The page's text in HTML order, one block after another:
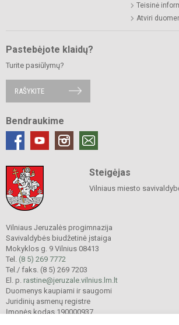
Teisinė
Atviri
Pastebėjote klaidų?
Turite pasiūlymų?
RAŠYKITE
Bendraukime
Steigėjas
Vilniaus miesto
Vilniaus Jeruzalės progimnazija
Savivaldybės biudžetinė įstaiga
Mokyklos g. 9 Vilnius 08413
Tel. (8 5) 269 7772
Tel./ faks. (8 5) 269 7203
El. p. rastine@jeruzale.vilnius.lm.lt
Duomenys kaupiami ir saugomi
Juridinių asmenų registre
Įmonės kodas 190000937